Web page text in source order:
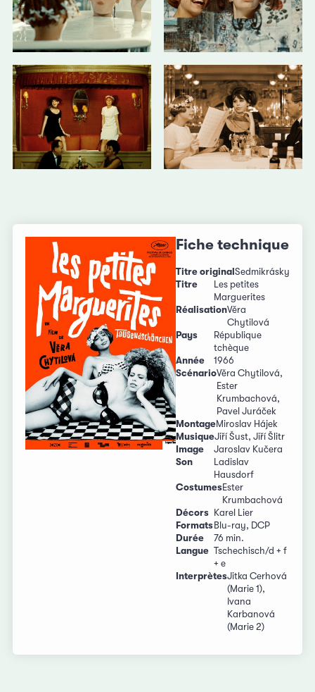
Fiche technique
Titre original Sedmikrásky
Titre
Les petites
Marguerites
RéalisationVěra
Chytilová
Pays
République
tchèque
Année
1966
ScénarioVěra Chytilová,
Ester
Krumbachová,
Pavel Juráček
MontageMiroslav Hájek
MusiqueJiří Šust, Jiří Šlitr
Image
Jaroslav Kučera
Son
Ladislav
Hausdorf
CostumesEster
Krumbachová
Décors Karel Lier
Formats Blu-ray, DCP
Durée
76 min.
Langue Tschechisch/d + f
+ e
InterprètesJitka Cerhová
(Marie 1),
Ivana
Karbanová
(Marie 2)